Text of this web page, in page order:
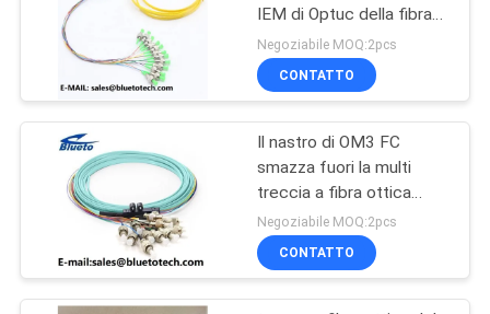
CONTATTICI
NOTIZIE
RICHIEDA
UNA
CITAZIONE
circuito integrato
In fibra ottica
IEM di Optuc della fibra
delle code 12fiber
FC/APC di uscita 0.9mm
MP della treccia 12Core
Negoziabile MOQ:2pcs
CONTATTO
Il nastro di OM3 FC
smazza fuori la multi
treccia a fibra ottica
12Colors della fibra del
nastro del modo della
treccia 12fiber FC
Negoziabile MOQ:2pcs
CONTATTO